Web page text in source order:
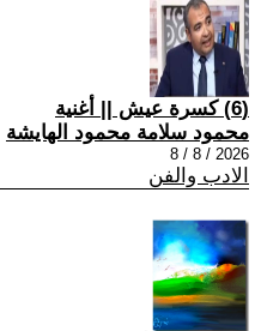
(6) كسرة عيش || أغنية
محمود سلامة محمود الهايشة
2026 / 8 / 8
الادب والفن